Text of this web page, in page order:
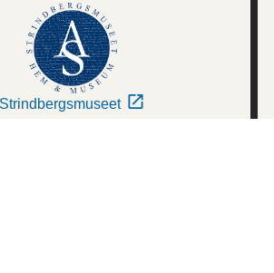
Strindbergsmuseet